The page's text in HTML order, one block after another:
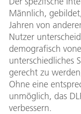
Männlich,
Jahren von
Nutzer
demografisch
unterschiedliches
gerecht zu
Ohne eine
unmöglich, das
verbessern.